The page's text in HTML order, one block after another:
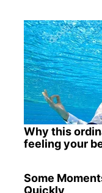
Why this
feeling your
Some
Quickly